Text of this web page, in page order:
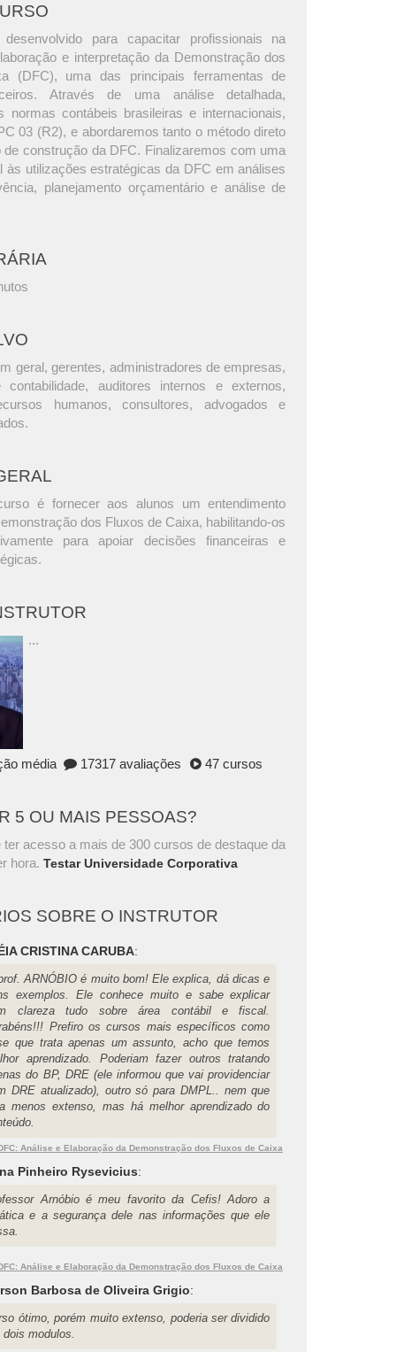
para capacitar profissionais na
e interpretação da Demonstração dos
(DFC), uma das principais ferramentas de
Através de uma análise detalhada,
normas contábeis brasileiras e internacionais,
03 (R2), e abordaremos tanto o método direto
de construção da DFC. Finalizaremos com uma
às utilizações estratégicas da DFC em análises
planejamento orçamentário e análise de
geral, gerentes, administradores de empresas,
contabilidade, auditores internos e externos,
humanos, consultores, advogados e
é fornecer aos alunos um entendimento
dos Fluxos de Caixa, habilitando-os
para apoiar decisões financeiras e
...
média 17317 avaliações 47 cursos
5 OU MAIS PESSOAS?
ter acesso a mais de 300 cursos de destaque da
hora.Testar Universidade Corporativa
SOBRE O INSTRUTOR
CRISTINA CARUBA:
ARNÓBIO é muito bom! Ele explica, dá dicas e
exemplos. Ele conhece muito e sabe explicar
clareza tudo sobre área contábil e fiscal.
Prefiro os cursos mais específicos como
que trata apenas um assunto, acho que temos
aprendizado. Poderiam fazer outros tratando
do BP, DRE (ele informou que vai providenciar
DRE atualizado), outro só para DMPL.. nem que
menos extenso, mas há melhor aprendizado do
Análise e Elaboração da Demonstração dos Fluxos de Caixa
Pinheiro Rysevicius:
Arnóbio é meu favorito da Cefis! Adoro a
e a segurança dele nas informações que ele
Análise e Elaboração da Demonstração dos Fluxos de Caixa
Barbosa de Oliveira Grigio:
ótimo, porém muito extenso, poderia ser dividido
dois modulos.